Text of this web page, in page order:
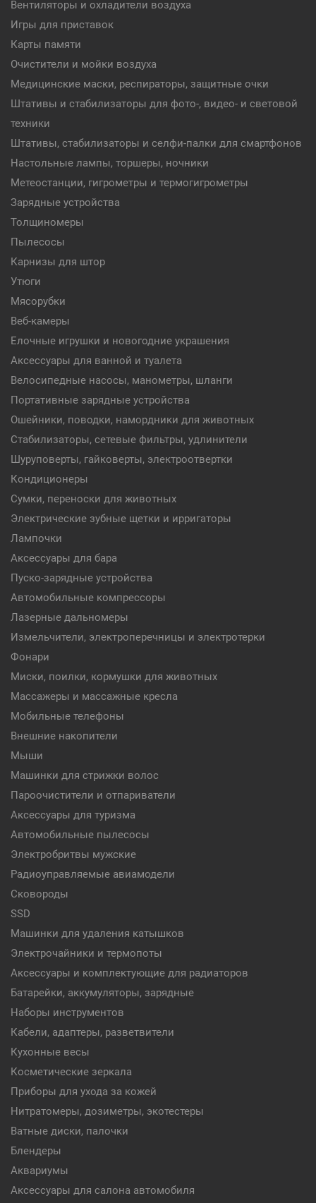
Вентиляторы и охладители воздуха
Игры для приставок
Карты памяти
Очистители и мойки воздуха
Медицинские маски, респираторы, защитные очки
Штативы и стабилизаторы для фото-, видео- и световой
техники
Штативы, стабилизаторы и селфи-палки для смартфонов
Настольные лампы, торшеры, ночники
Метеостанции, гигрометры и термогигрометры
Зарядные устройства
Толщиномеры
Пылесосы
Карнизы для штор
Утюги
Мясорубки
Веб-камеры
Елочные игрушки и новогодние украшения
Аксессуары для ванной и туалета
Велосипедные насосы, манометры, шланги
Портативные зарядные устройства
Ошейники, поводки, намордники для животных
Стабилизаторы, сетевые фильтры, удлинители
Шуруповерты, гайковерты, электроотвертки
Кондиционеры
Сумки, переноски для животных
Электрические зубные щетки и ирригаторы
Лампочки
Аксессуары для бара
Пуско-зарядные устройства
Автомобильные компрессоры
Лазерные дальномеры
Измельчители, электроперечницы и электротерки
Фонари
Миски, поилки, кормушки для животных
Массажеры и массажные кресла
Мобильные телефоны
Внешние накопители
Мыши
Машинки для стрижки волос
Пароочистители и отпариватели
Аксессуары для туризма
Автомобильные пылесосы
Электробритвы мужские
Радиоуправляемые авиамодели
Сковороды
SSD
Машинки для удаления катышков
Электрочайники и термопоты
Аксессуары и комплектующие для радиаторов
Батарейки, аккумуляторы, зарядные
Наборы инструментов
Кабели, адаптеры, разветвители
Кухонные весы
Косметические зеркала
Приборы для ухода за кожей
Нитратомеры, дозиметры, экотестеры
Ватные диски, палочки
Блендеры
Аквариумы
Аксессуары для салона автомобиля